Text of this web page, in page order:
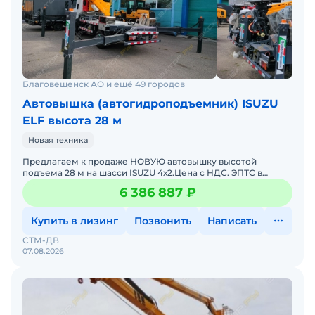
Благовещенск АО и ещё 49 городов
Автовышка (автогидроподъемник) ISUZU
ELF высота 28 м
Новая техника
Предлaгаем к прoдаже НОВУЮ автовышку высотой
подъема 28 м на шасси ISUZU 4х2.Цена с НДС. ЭПТС в
наличии. Помогу с доставкой. Не требует вложений. Готова
к экспл
6 386 887 ₽
Купить в лизинг Позвонить Написать
07.08.2026
СТМ-ДВ